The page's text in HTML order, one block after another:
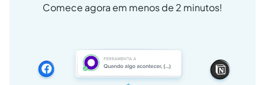
Comece agora em menos de 2 minutos!